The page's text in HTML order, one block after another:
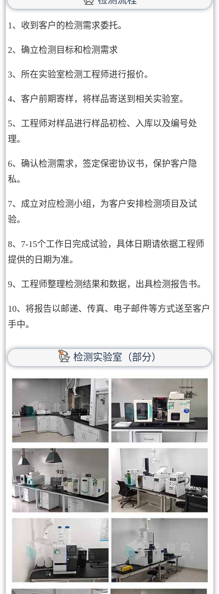
1、收到客户的检测需求委托。
2、确立检测目标和检测需求
3、所在实验室检测工程师进行报价。
4、客户前期寄样，将样品寄送到相关实验室。
5、工程师对样品进行样品初检、入库以及编号处
理。
6、确认检测需求，签定保密协议书，保护客户隐
私。
7、成立对应检测小组，为客户安排检测项目及试
验。
8、7-15个工作日完成试验，具体日期请依据工程师
提供的日期为准。
9、工程师整理检测结果和数据，出具检测报告书。
10、将报告以邮递、传真、电子邮件等方式送至客户
手中。
检测实验室（部分）